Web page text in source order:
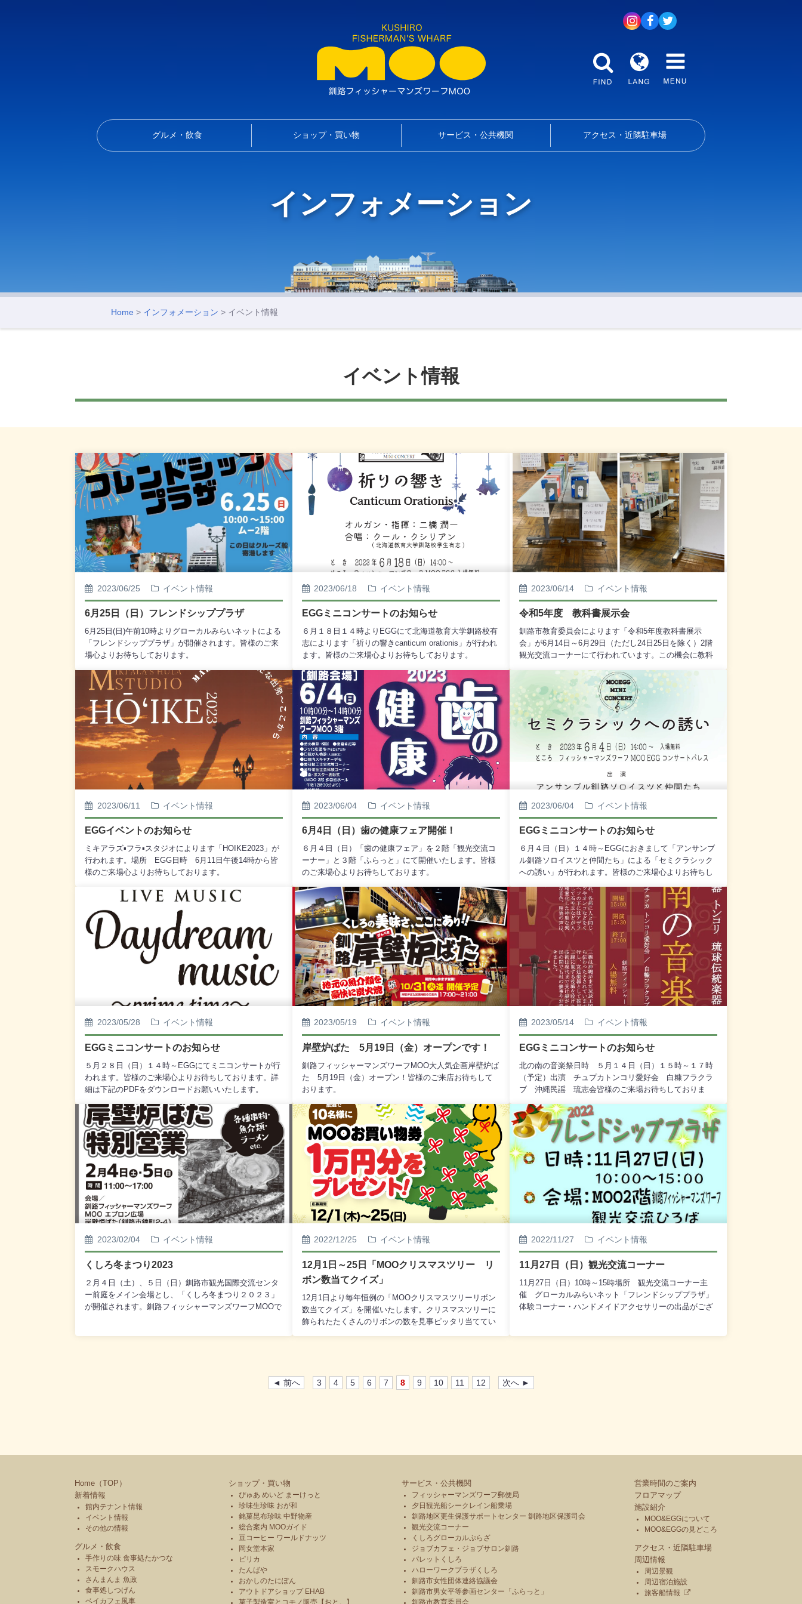
グルメ・飲食 ショップ・買い物 サービス・公共機関 アクセス・近隣駐車場
インフォメーション
Home > インフォメーション > イベント情報
イベント情報
2023/06/25 イベント情報
6月25日（日）フレンドシッププラザ
6月25日(日)午前10時よりグローカルみらいネットによる
「フレンドシッププラザ」が開催されます。皆様のご来
場心よりお待ちしております。
2023/06/18 イベント情報
EGGミニコンサートのお知らせ
６月１８日１４時よりEGGにて北海道教育大学釧路校有
志によります「祈りの響きcanticum orationis」が行われ
ます。皆様のご来場心よりお待ちしております。
2023/06/14 イベント情報
令和5年度 教科書展示会
釧路市教育委員会によります「令和5年度教科書展示
会」が6月14日～6月29日（ただし24日25日を除く）2階
観光交流コーナーにて行われています。この機会に教科
りお待ちしております。
2023/06/11 イベント情報
EGGイベントのお知らせ
ミキアラズ▪フラ▪スタジオによります「HOIKE2023」が
行われます。場所 EGG日時 6月11日午後14時から皆
様のご来場心よりお待ちしております。
2023/06/04 イベント情報
6月4日（日）歯の健康フェア開催！
６月４日（日）「歯の健康フェア」を２階「観光交流コ
ーナー」と３階「ふらっと」にて開催いたします。皆様
のご来場心よりお待ちしております。
2023/06/04 イベント情報
EGGミニコンサートのお知らせ
６月４日（日）１４時～EGGにおきまして「アンサンブ
ル釧路ソロイスツと仲間たち」による「セミクラシック
への誘い」が行われます。皆様のご来場心よりお待ちし
2023/05/28 イベント情報
EGGミニコンサートのお知らせ
５月２８日（日）１４時～EGGにてミニコンサートが行
われます。皆様のご来場心よりお待ちしております。詳
細は下記のPDFをダウンロードお願いいたします。
2023/05/19 イベント情報
岸壁炉ばた 5月19日（金）オープンです！
釧路フィッシャーマンズワーフMOO大人気企画岸壁炉ば
た 5月19日（金）オープン！皆様のご来店お待ちして
おります。
2023/05/14 イベント情報
EGGミニコンサートのお知らせ
北の南の音楽祭日時 ５月１４日（日）１５時～１７時
（予定）出演 チュプカトンコリ愛好会 白糠フラクラ
ブ 沖縄民謡 琉志会皆様のご来場お待ちしておりま
2023/02/04 イベント情報
くしろ冬まつり2023
２月４日（土）、５日（日）釧路市観光国際交流センタ
ー前庭をメイン会場とし、「くしろ冬まつり２０２３」
が開催されます。釧路フィッシャーマンズワーフMOOで
2022/12/25 イベント情報
12月1日～25日「MOOクリスマスツリー リ
ボン数当てクイズ」
12月1日より毎年恒例の「MOOクリスマスツリーリボン
数当てクイズ」を開催いたします。クリスマスツリーに
飾られたたくさんのリボンの数を見事ピッタリ当ててい
円ごとにMOO館内各店舗でスタンプを押してもらおう！
3．スタンプを3つ集めたら応募できます。 応募用紙にリ
た、当選発表の際には個人を特定できないよう、細心の
注意をはらって発表いたします。
2022/11/27 イベント情報
11月27日（日）観光交流コーナー
11月27日（日）10時～15時場所 観光交流コーナー主
催 グローカルみらいネット「フレンドシッププラザ」
体験コーナー・ハンドメイドアクセサリーの出品がござ
◄ 前へ 3 4 5 6 7 8 9 10 11 12 次へ ►
Home（TOP）
新着情報
館内テナント情報
イベント情報
その他の情報
グルメ・飲食
手作りの味 食事処たかつな
スモークハウス
さんまんま 魚政
食事処しつげん
ベイカフェ風車
ショップ・買い物
ぴゅあ めいど まーけっと
珍味生珍味 おが和
銘菓昆布珍味 中野物産
総合案内 MOOガイド
豆コーヒー ワールドナッツ
岡女堂本家
ピリカ
たんばや
おかしのたにぽん
アウトドアショップ EHAB
菓子製造室とコモノ販売【おと。】
サービス・公共機関
フィッシャーマンズワーフ郵便局
夕日観光船シークレイン船乗場
釧路地区更生保護サポートセンター 釧路地区保護司会
観光交流コーナー
くしろグローカルぷらざ
ジョブカフェ・ジョブサロン釧路
パレットくしろ
ハローワークプラザくしろ
釧路市女性団体連絡協議会
釧路市男女平等参画センター「ふらっと」
釧路市教育委員会
営業時間のご案内
フロアマップ
施設紹介
MOO&EGGについて
MOO&EGGの見どころ
アクセス・近隣駐車場
周辺情報
周辺景観
周辺宿泊施設
旅客船情報